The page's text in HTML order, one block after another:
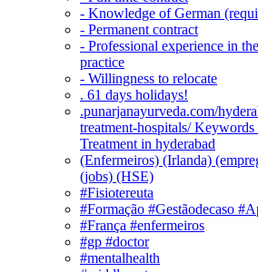
- Knowledge of German
- Permanent contract
- Professional experience in
practice
- Willingness to relocate
. 61 days holidays!
.punarjanayurveda.com/
treatment-hospitals/
Treatment in hyderabad
(Enfermeiros) (Irlanda)
(jobs) (HSE)
#Fisiotereuta
#Formação #Gestãodecaso
#França #enfermeiros
#gp #doctor
#mentalhealth